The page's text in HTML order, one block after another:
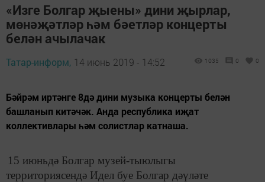
«Изге Болгар җыены» дини җырлар,
мөнәҗәтләр һәм бәетләр концерты
белән ачылачак
Татар-информ, 14 июнь 2019 - 14:52 1035 0 0
Бәйрәм иртәнге 8дә дини музыка концерты белән
башланып китәчәк. Анда республика иҗат
коллективлары һәм солистлар катнаша.
15 июньдә Болгар музей-тыюлыгы
территориясендә Идел буе Болгар дәүләте